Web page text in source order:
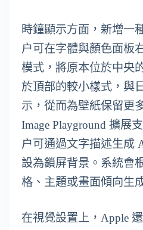
時鐘顯示方面，新增一
户可在字體與顏色面板
模式，將原本位於中央
於頂部的較小樣式，與
示，從而為壁紙保留更
Image Playground 擴展
户可通過文字描述生成
設為鎖屏背景。系統會
格、主題或畫面傾向生
在視覺設置上，Apple